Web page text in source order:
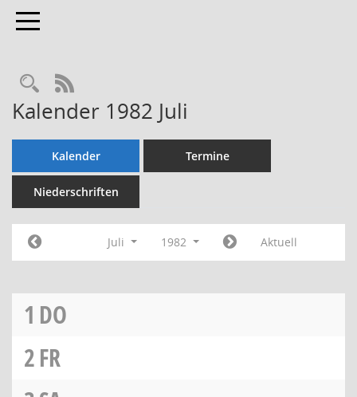
Toggle navigation
Rechercheauswahl
RSS-Feed
Kalender 1982 Juli
Kalender Termine
Niederschriften
Juli 1982 Aktuell
1 DO
2FR